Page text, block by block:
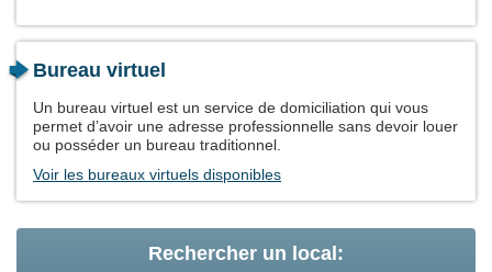
Bureau virtuel
Un bureau virtuel est un service de domiciliation qui vous
permet d’avoir une adresse professionnelle sans devoir louer
ou posséder un bureau traditionnel.
Voir les bureaux virtuels disponibles
Rechercher un local: